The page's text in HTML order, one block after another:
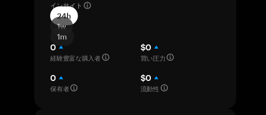
インサイト
24h
1w
1m
0
経験豊富な購入者
$0
買い圧力
0
保有者
$0
流動性